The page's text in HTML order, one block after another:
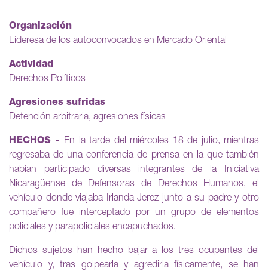
Organización
Lideresa de los autoconvocados en Mercado Oriental
Actividad
Derechos Políticos
Agresiones sufridas
Detención arbitraria, agresiones físicas
HECHOS - En la tarde del miércoles 18 de julio, mientras
regresaba de una conferencia de prensa en la que también
habían participado diversas integrantes de la Iniciativa
Nicaragüense de Defensoras de Derechos Humanos, el
vehículo donde viajaba Irlanda Jerez junto a su padre y otro
compañero fue interceptado por un grupo de elementos
policiales y parapoliciales encapuchados.
Dichos sujetos han hecho bajar a los tres ocupantes del
vehículo y, tras golpearla y agredirla físicamente, se han